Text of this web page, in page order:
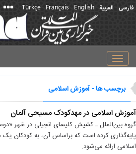
فارسی العربیة English
Français
Türkçe
Toggle
navigation
برچسب ها - آموزش اسلامی
آموزش اسلامی در مهدکودک مسیحی آلمان
گروه بین‌الملل ـ کشیش کلیسای انجیلی در شهر
پایه‌گذاری کرده است که براساس آن، به کودکان
اسلامی ارائه می‌شود.